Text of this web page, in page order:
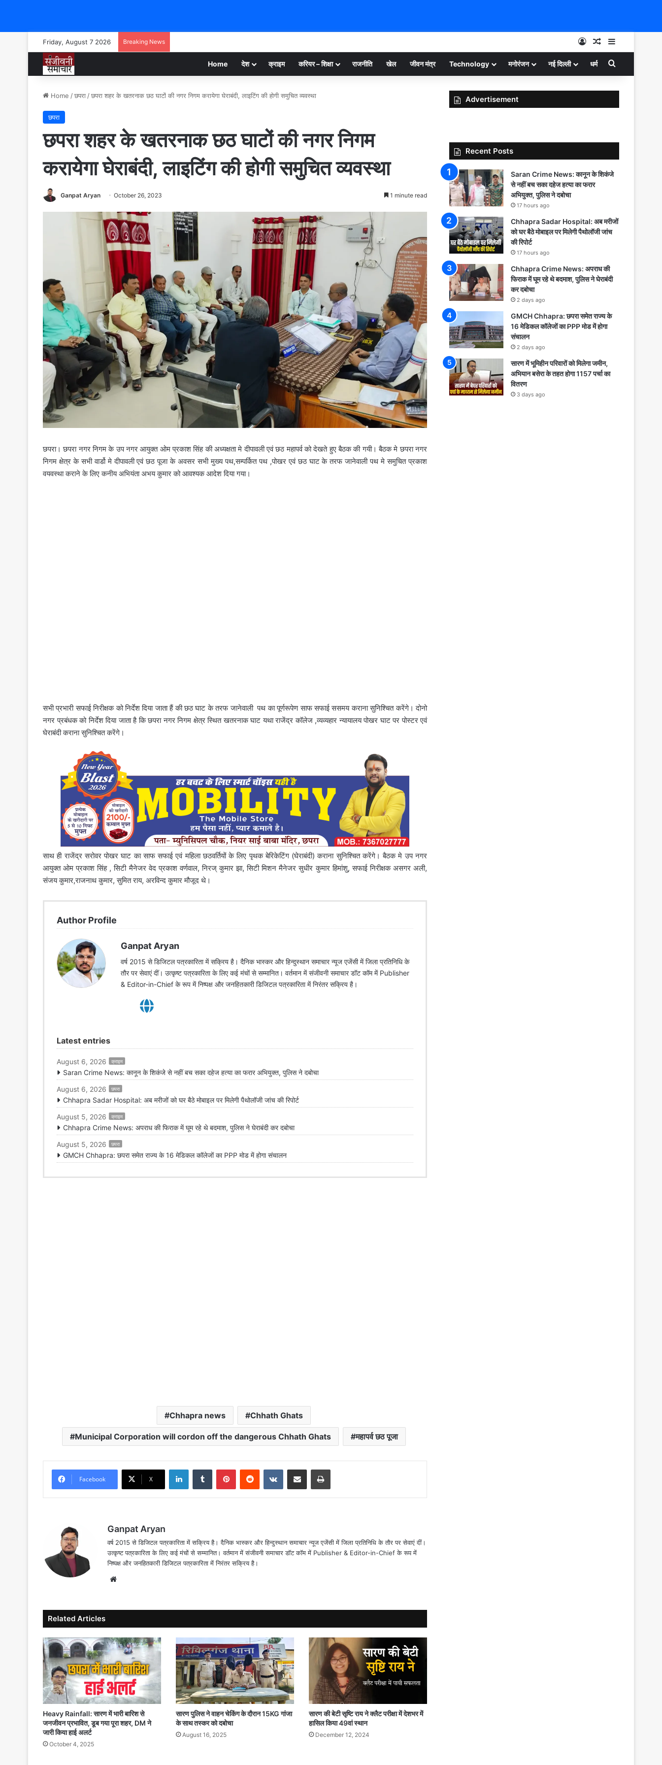
Friday, August 7 2026 Breaking News Log InRandom Article
Sidebar
Home देश क्राइम करियर – शिक्षा राजनीति खेल जीवन मंत्र Technology मनोरंजन नई दिल्ली धर्म Search for
Home /छपरा /छपरा शहर के खतरनाक छठ घाटों की नगर निगम करायेगा घेराबंदी, लाइटिंग की होगी समुचित व्यवस्था
छपरा
छपरा शहर के खतरनाक छठ घाटों की नगर निगम
करायेगा घेराबंदी, लाइटिंग की होगी समुचित व्यवस्था
Ganpat Aryan October 26, 2023 1 minute read
छपरा। छपरा नगर निगम के उप नगर आयुक्त ओम प्रकाश सिंह की अध्यक्षता मे दीपावली एवं छठ महापर्व को देखते हुए बैठक की गयी। बैठक मे छपरा नगर
निगम क्षेत्र के सभी वार्डो मे दीपावली एवं छठ पूजा के अवसर सभी मुख्य पथ,सम्पर्कित पथ ,पोखर एवं छठ घाट के तरफ जानेवाली पथ मे समुचित प्रकाश
वयवस्था कराने के लिए कनीय अभियंता अभय कुमार को आवश्यक आदेश दिया गया।
सभी प्रभारी सफाई निरीक्षक को निर्देश दिया जाता हैं की छठ घाट के तरफ जानेवाली पथ का पूर्णरूपेण साफ सफाई ससमय कराना सुनिश्चित करेंगे। दोनो
नगर प्रबंधक को निर्देश दिया जाता है कि छपरा नगर निगम क्षेत्र स्थित खतरनाक घाट यथा राजेंद्र कॉलेज ,व्यव्यहार न्यायालय पोखर घाट पर पोस्टर एवं
घेराबंदी कराना सुनिश्चित करेंगे।
साथ ही राजेंद्र सरोवर पोखर घाट का साफ सफाई एवं महिला छठवर्तियों के लिए पृथक बेरिकेटिंग (घेराबंदी) कराना सुनिश्चित करेंगे। बैठक मे उप नगर
आयुक्त ओम प्रकाश सिंह , सिटी मैनेजर वेद प्रकाश वर्णवाल, निरज् कुमार झा, सिटी मिशन मैनेजर सुधीर कुमार हिमांशु, सफाई निरीक्षक असगर अली,
संजय कुमार,राजनाथ कुमार, सुमित राय, अरविन्द कुमार मौजूद थे।
Author Profile
Ganpat Aryan
वर्ष 2015 से डिजिटल पत्रकारिता में सक्रिय है। दैनिक भास्कर और हिन्दुस्थान समाचार न्यूज एजेंसी में जिला प्रतिनिधि के
तौर पर सेवाएं दीं। उत्कृष्ट पत्रकारिता के लिए कई मंचों से सम्मानित। वर्तमान में संजीवनी समाचार डॉट कॉम में Publisher
& Editor-in-Chief के रूप में निष्पक्ष और जनहितकारी डिजिटल पत्रकारिता में निरंतर सक्रिय है।
Latest entries
August 6, 2026 क्राइम
Saran Crime News: कानून के शिकंजे से नहीं बच सका दहेज हत्या का फरार अभियुक्त, पुलिस ने दबोचा
August 6, 2026
छपरा
Chhapra Sadar Hospital: अब मरीजों को घर बैठे मोबाइल पर मिलेगी पैथोलॉजी जांच की रिपोर्ट
August 5, 2026
क्राइम
Chhapra Crime News: अपराध की फिराक में घूम रहे थे बदमाश, पुलिस ने घेराबंदी कर दबोचा
August 5, 2026
छपरा
GMCH Chhapra: छपरा समेत राज्य के 16 मेडिकल कॉलेजों का PPP मोड में होगा संचालन
Chhapra news Chhath Ghats
Municipal Corporation will cordon off the dangerous Chhath Ghats महापर्व छठ पूजा
Facebook X
LinkedInTumblr PinterestReddit VKontakteShare via Email Print
Ganpat Aryan
वर्ष 2015 से डिजिटल पत्रकारिता में सक्रिय है। दैनिक भास्कर और हिन्दुस्थान समाचार न्यूज एजेंसी में जिला प्रतिनिधि के तौर पर सेवाएं दीं।
उत्कृष्ट पत्रकारिता के लिए कई मंचों से सम्मानित। वर्तमान में संजीवनी समाचार डॉट कॉम में Publisher & Editor-in-Chief के रूप में
निष्पक्ष और जनहितकारी डिजिटल पत्रकारिता में निरंतर सक्रिय है।
Related Articles
Heavy Rainfall: सारण में भारी बारिश से
जनजीवन प्रभावित, डूब गया पूरा शहर, DM ने
जारी किया हाई अलर्ट
October 4, 2025
सारण पुलिस ने वाहन चेकिंग के दौरान 15KG गांजा
के साथ तस्कर को दबोचा
August 16, 2025
सारण की बेटी सृष्टि राय ने क्लैट परीक्षा में देशभर में
हासिल किया 49वां स्थान
December 12, 2024
Advertisement
Recent Posts
Saran Crime News: कानून के शिकंजे
से नहीं बच सका दहेज हत्या का फरार
अभियुक्त, पुलिस ने दबोचा
17 hours ago
Chhapra Sadar Hospital: अब मरीजों
को घर बैठे मोबाइल पर मिलेगी पैथोलॉजी जांच
की रिपोर्ट
17 hours ago
Chhapra Crime News: अपराध की
फिराक में घूम रहे थे बदमाश, पुलिस ने घेराबंदी
कर दबोचा
2 days ago
GMCH Chhapra: छपरा समेत राज्य के
16 मेडिकल कॉलेजों का PPP मोड में होगा
संचालन
2 days ago
सारण में भूमिहीन परिवारों को मिलेगा जमीन,
अभियान बसेरा के तहत होगा 1157 पर्चा का
वितरण
3 days ago